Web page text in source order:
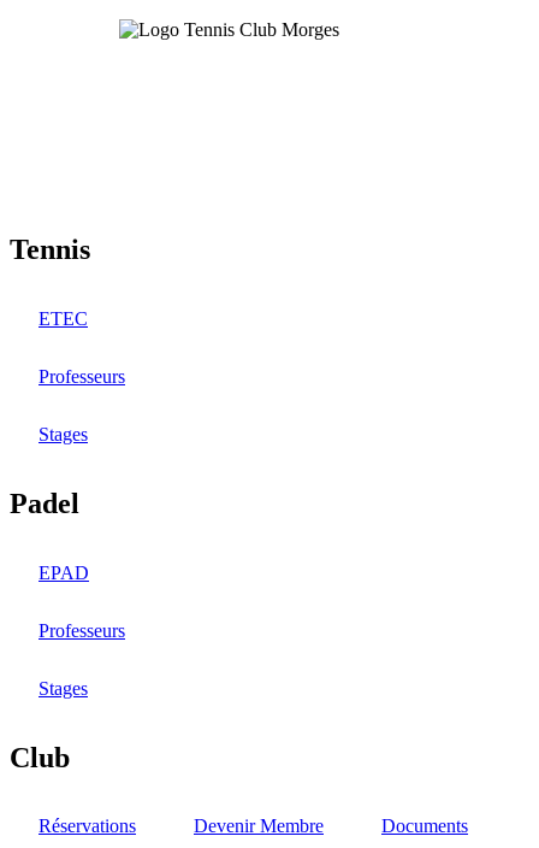
Tennis
ETEC
Professeurs
Stages
Padel
EPAD
Professeurs
Stages
Club
Réservations Devenir Membre Documents